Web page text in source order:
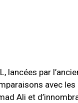
lancées par
avec
Ali et